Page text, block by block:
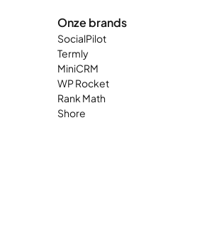
Onze brands
SocialPilot
Termly
MiniCRM
WP Rocket
Rank Math
Shore